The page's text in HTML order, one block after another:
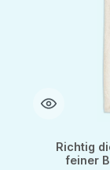
Richtig
feiner